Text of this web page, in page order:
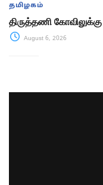
தமிழகம்
திருத்தணி கோவிலுக்கு
August 6, 2026